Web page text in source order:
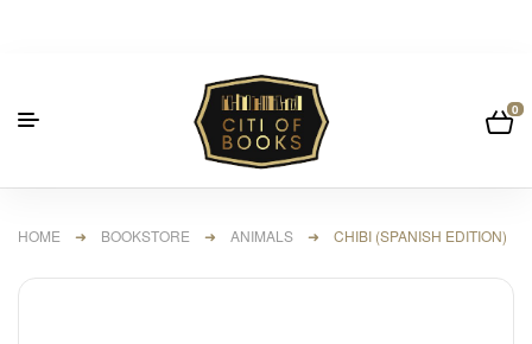
0
HOME ➜ BOOKSTORE ➜ ANIMALS ➜ CHIBI (SPANISH EDITION)